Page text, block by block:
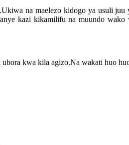
na maelezo kidogo ya usuli juu
kazi kikamilifu na muundo wako
kwa kila agizo.Na wakati huo